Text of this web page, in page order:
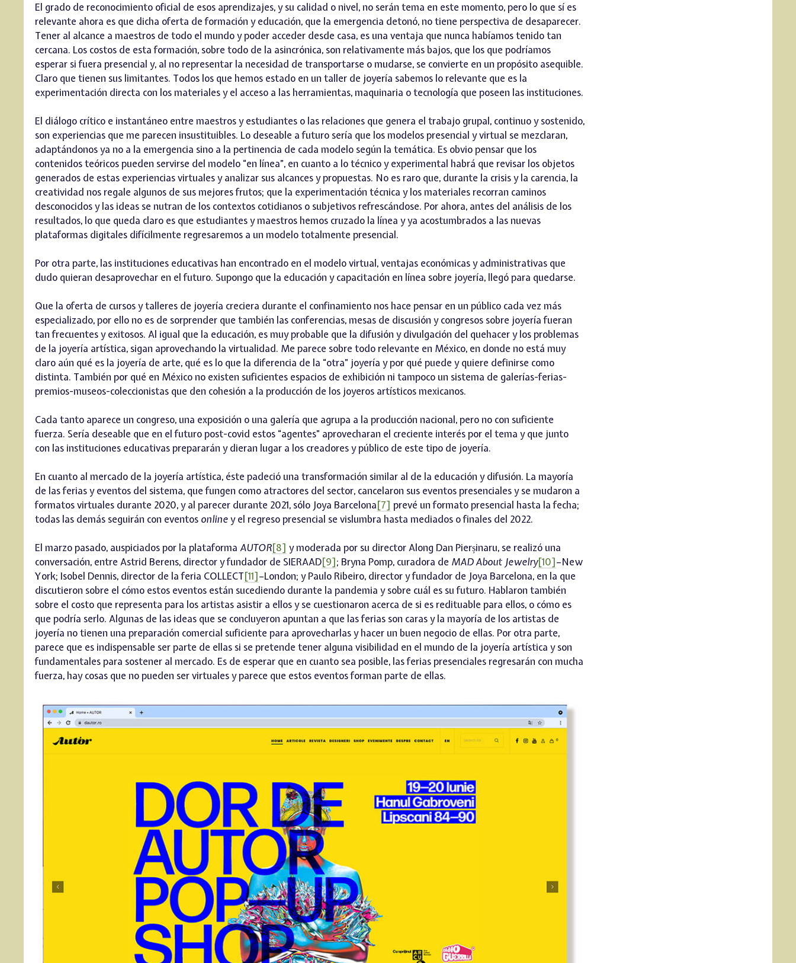
El grado de reconocimiento oficial de esos aprendizajes, y su calidad o nivel, no serán tema en este momento, pero lo que sí es
relevante ahora es que dicha oferta de formación y educación, que la emergencia detonó, no tiene perspectiva de desaparecer.
Tener al alcance a maestros de todo el mundo y poder acceder desde casa, es una ventaja que nunca habíamos tenido tan
cercana. Los costos de esta formación, sobre todo de la asincrónica, son relativamente más bajos, que los que podríamos
esperar si fuera presencial y, al no representar la necesidad de transportarse o mudarse, se convierte en un propósito asequible.
Claro que tienen sus limitantes. Todos los que hemos estado en un taller de joyería sabemos lo relevante que es la
experimentación directa con los materiales y el acceso a las herramientas, maquinaria o tecnología que poseen las instituciones.
El diálogo crítico e instantáneo entre maestros y estudiantes o las relaciones que genera el trabajo grupal, continuo y sostenido,
son experiencias que me parecen insustituibles. Lo deseable a futuro sería que los modelos presencial y virtual se mezclaran,
adaptándonos ya no a la emergencia sino a la pertinencia de cada modelo según la temática. Es obvio pensar que los
contenidos teóricos pueden servirse del modelo “en línea”, en cuanto a lo técnico y experimental habrá que revisar los objetos
generados de estas experiencias virtuales y analizar sus alcances y propuestas. No es raro que, durante la crisis y la carencia, la
creatividad nos regale algunos de sus mejores frutos; que la experimentación técnica y los materiales recorran caminos
desconocidos y las ideas se nutran de los contextos cotidianos o subjetivos refrescándose. Por ahora, antes del análisis de los
resultados, lo que queda claro es que estudiantes y maestros hemos cruzado la línea y ya acostumbrados a las nuevas
plataformas digitales difícilmente regresaremos a un modelo totalmente presencial.
Por otra parte, las instituciones educativas han encontrado en el modelo virtual, ventajas económicas y administrativas que
dudo quieran desaprovechar en el futuro. Supongo que la educación y capacitación en línea sobre joyería, llegó para quedarse.
Que la oferta de cursos y talleres de joyería creciera durante el confinamiento nos hace pensar en un público cada vez más
especializado, por ello no es de sorprender que también las conferencias, mesas de discusión y congresos sobre joyería fueran
tan frecuentes y exitosos. Al igual que la educación, es muy probable que la difusión y divulgación del quehacer y los problemas
de la joyería artística, sigan aprovechando la virtualidad. Me parece sobre todo relevante en México, en donde no está muy
claro aún qué es la joyería de arte, qué es lo que la diferencia de la “otra” joyería y por qué puede y quiere definirse como
distinta. También por qué en México no existen suficientes espacios de exhibición ni tampoco un sistema de galerías-ferias-
premios-museos-coleccionistas que den cohesión a la producción de los joyeros artísticos mexicanos.
Cada tanto aparece un congreso, una exposición o una galería que agrupa a la producción nacional, pero no con suficiente
fuerza. Sería deseable que en el futuro post-covid estos “agentes” aprovecharan el creciente interés por el tema y que junto
con las instituciones educativas prepararán y dieran lugar a los creadores y público de este tipo de joyería.
En cuanto al mercado de la joyería artística, éste padeció una transformación similar al de la educación y difusión. La mayoría
de las ferias y eventos del sistema, que fungen como atractores del sector, cancelaron sus eventos presenciales y se mudaron a
formatos virtuales durante 2020, y al parecer durante 2021, sólo Joya Barcelona[7] prevé un formato presencial hasta la fecha;
todas las demás seguirán con eventos onliney el regreso presencial se vislumbra hasta mediados o finales del 2022.
El marzo pasado, auspiciados por la plataforma AUTOR[8] y moderada por su director Along Dan Pierșinaru, se realizó una
conversación, entre Astrid Berens, director y fundador de SIERAAD[9]; Bryna Pomp, curadora de MAD About Jewelry[10]–New
York; Isobel Dennis, director de la feria COLLECT[11]–London; y Paulo Ribeiro, director y fundador de Joya Barcelona, en la que
discutieron sobre el cómo estos eventos están sucediendo durante la pandemia y sobre cuál es su futuro. Hablaron también
sobre el costo que representa para los artistas asistir a ellos y se cuestionaron acerca de si es redituable para ellos, o cómo es
que podría serlo. Algunas de las ideas que se concluyeron apuntan a que las ferias son caras y la mayoría de los artistas de
joyería no tienen una preparación comercial suficiente para aprovecharlas y hacer un buen negocio de ellas. Por otra parte,
parece que es indispensable ser parte de ellas si se pretende tener alguna visibilidad en el mundo de la joyería artística y son
fundamentales para sostener al mercado. Es de esperar que en cuanto sea posible, las ferias presenciales regresarán con mucha
fuerza, hay cosas que no pueden ser virtuales y parece que estos eventos forman parte de ellas.